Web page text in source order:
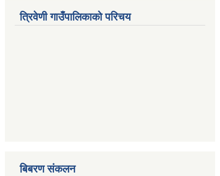
त्रिवेणी गाउँपालिकाको परिचय
बिबरण संकलन